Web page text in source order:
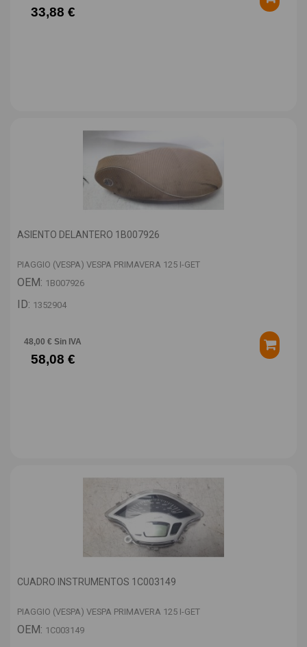
33,88 €
ASIENTO DELANTERO 1B007926
PIAGGIO (VESPA) VESPA PRIMAVERA 125 I-GET
OEM: 1B007926
ID: 1352904
48,00 € Sin IVA
58,08 €
CUADRO INSTRUMENTOS 1C003149
PIAGGIO (VESPA) VESPA PRIMAVERA 125 I-GET
OEM: 1C003149